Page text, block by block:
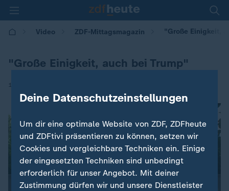
Video ZDF-Mittagsmagazin "Große Einigkeit,
"Große Einigkeit, auch bei Trump"
16.06.2026 | 12:00
Deine Datenschutzeinstellungen
Um dir eine optimale Website von ZDF, ZDFheute
und ZDFtivi präsentieren zu können, setzen wir
Cookies und vergleichbare Techniken ein. Einige
der eingesetzten Techniken sind unbedingt
erforderlich für unser Angebot. Mit deiner
Zustimmung dürfen wir und unsere Dienstleister